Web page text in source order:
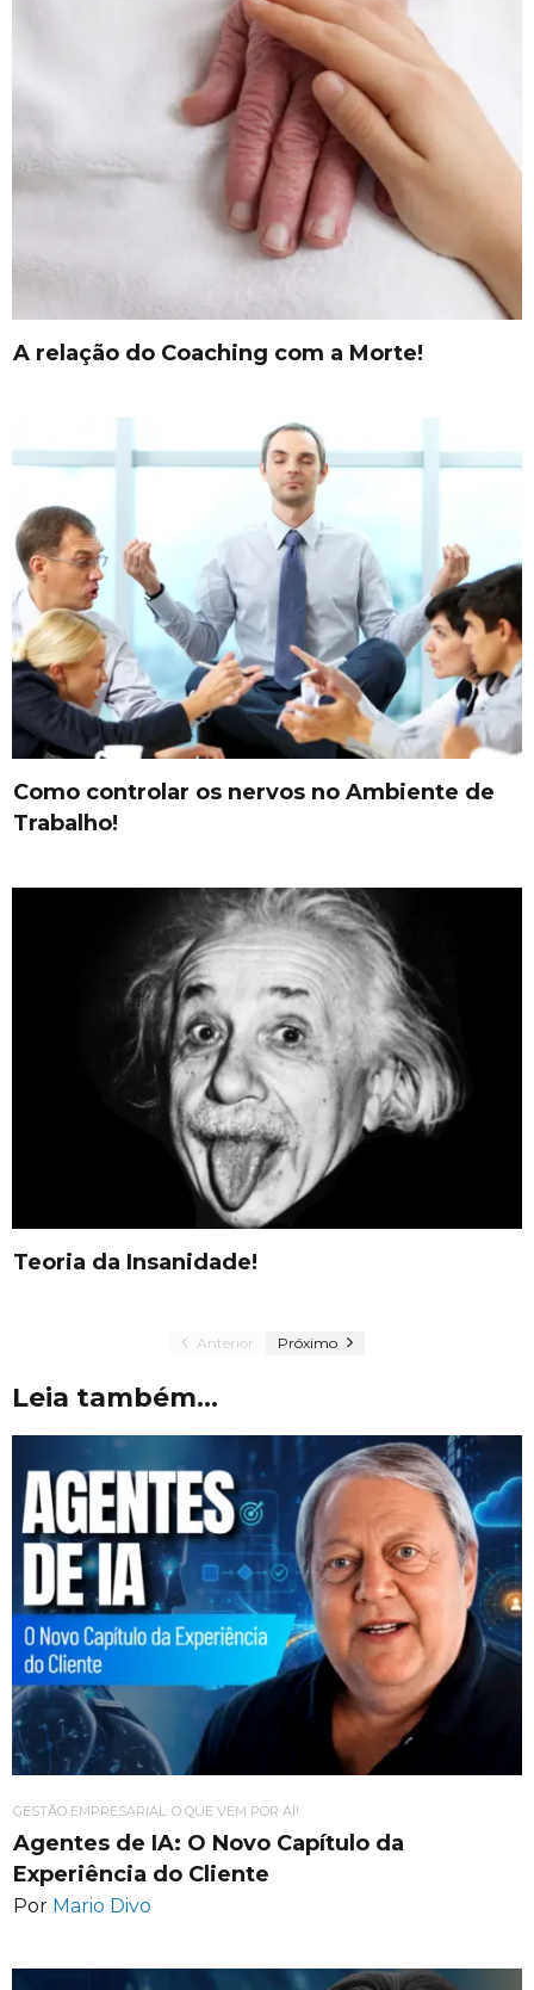
Como controlar os nervos no Ambiente de
Anterior Próximo
Leia também...
GESTÃO EMPRESARIAL: O QUE VEM POR AÍ!
Agentes de IA: O Novo Capítulo da
Experiência do Cliente
Por Mario Divo